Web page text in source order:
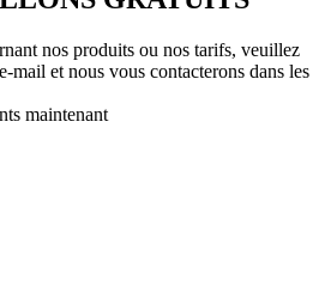
nos produits ou nos tarifs, veuillez
mail et nous vous contacterons dans les
maintenant